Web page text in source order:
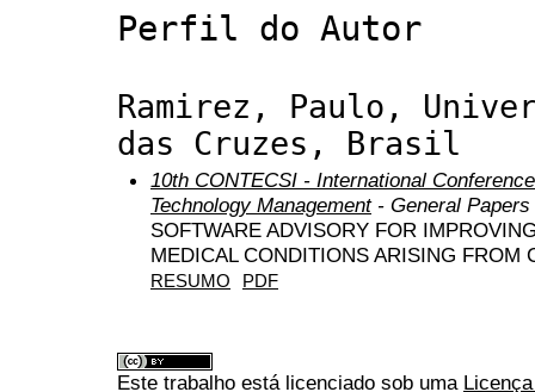
Perfil do Autor
Ramirez, Paulo,
das Cruzes, Brasil
10th CONTECSI - International
Technology Management- General Papers
SOFTWARE ADVISORY FOR
MEDICAL CONDITIONS ARISING FROM
RESUMO PDF
Este trabalho está licenciado sob uma